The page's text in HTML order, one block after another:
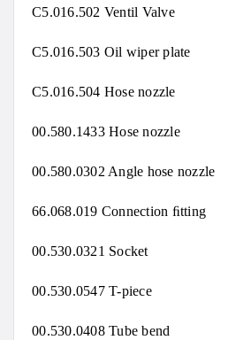
C5.016.502 Ventil Valve
C5.016.503 Oil wiper plate
C5.016.504 Hose nozzle
00.580.1433 Hose nozzle
00.580.0302 Angle hose nozzle
66.068.019 Connection ﬁtting
00.530.0321 Socket
00.530.0547 T-piece
00.530.0408 Tube bend